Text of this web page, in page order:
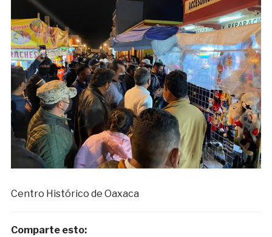
Centro Histórico de Oaxaca
Comparte esto: